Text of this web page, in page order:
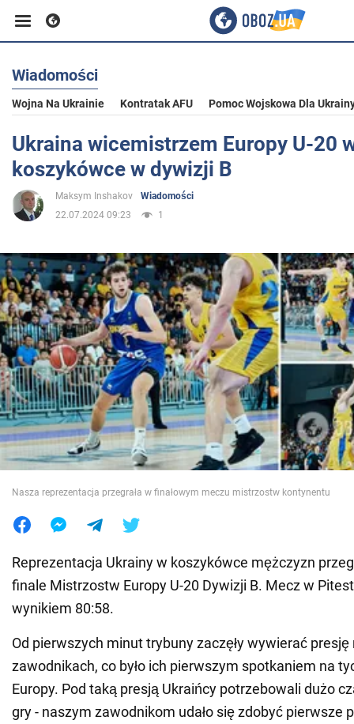
Biznes
Sport
Rozrywka
Polityka
Społeczeństwo
Wojna na Ukrainie
Świat
Jedzenie
Wiadomości
Wojna Na Ukrainie Kontratak AFU Pomoc Wojskowa Dla
Ukraina wicemistrzem Europy U-20
koszykówce w dywizji B
Maksym Inshakov
Wiadomości
22.07.2024 09:23
1
Nasza reprezentacja przegrała w finałowym meczu mistrzostw kontynentu
Reprezentacja Ukrainy w koszykówce mężczyzn
finale Mistrzostw Europy U-20 Dywizji B. Mecz w
wynikiem 80:58.
Od pierwszych minut trybuny zaczęły wywierać presję
zawodnikach, co było ich pierwszym spotkaniem na
Europy. Pod taką presją Ukraińcy potrzebowali dużo
gry - naszym zawodnikom udało się zdobyć pierwsze